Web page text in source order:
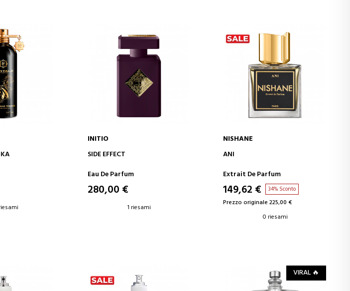
CARRELLO AGGIUNGI AL CARRELLO
INITIO
SIDE EFFECT
Eau De Parfum
280,00 €
1 riesami
NISHANE
ANI
Extrait De Parfum
149,62 € 34% Sconto
Prezzo originale 225,00 €
0 riesami
VIRAL 🔥